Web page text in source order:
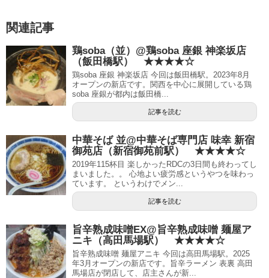
関連記事
鶏soba（並）@鶏soba 座銀 神楽坂店
（飯田橋駅） ★★★★☆
鶏soba 座銀 神楽坂店 今回は飯田橋駅。2023年8月
オープンの新店です。関西を中心に展開している鶏
soba 座銀が都内は飯田橋...
記事を読む
中華そば 並@中華そば専門店 味幸 新宿
御苑店（新宿御苑前駅） ★★★★☆
2019年115杯目 楽しかったRDCの3日間も終わってし
まいました。。 心地よい疲労感というやつを味わっ
ています。 というわけでメン...
記事を読む
旨辛熟成味噌EX@旨辛熟成味噌 麺屋ア
ニキ（高田馬場駅） ★★★★☆
旨辛熟成味噌 麺屋アニキ 今回は高田馬場駅。2025
年3月オープンの新店です。旨辛ラーメン 表裏 高田
馬場店が閉店して、店主さんが新...